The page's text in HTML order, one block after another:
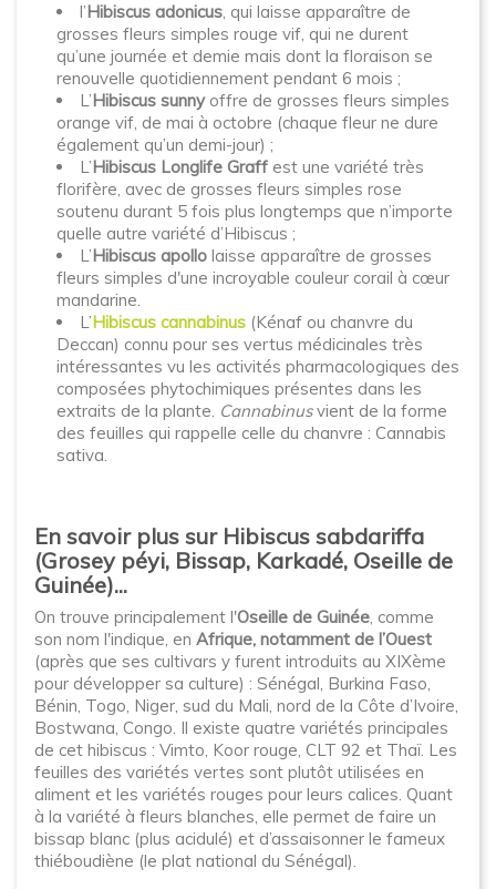
l’Hibiscus adonicus, qui laisse apparaître de
grosses fleurs simples rouge vif, qui ne durent
qu’une journée et demie mais dont la floraison se
renouvelle quotidiennement pendant 6 mois ;
L’Hibiscus sunnyoffre de grosses fleurs simples
orange vif, de mai à octobre (chaque fleur ne dure
également qu’un demi-jour) ;
L’Hibiscus Longlife Graff est une variété très
florifère, avec de grosses fleurs simples rose
soutenu durant 5 fois plus longtemps que n’importe
quelle autre variété d’Hibiscus ;
L’Hibiscus apollo laisse apparaître de grosses
fleurs simples d'une incroyable couleur corail à cœur
mandarine.
L’Hibiscus cannabinus (Kénaf ou chanvre du
Deccan) connu pour ses vertus médicinales très
intéressantes vu les activités pharmacologiques des
composées phytochimiques présentes dans les
extraits de la plante. Cannabinusvient de la forme
des feuilles qui rappelle celle du chanvre : Cannabis
sativa.
En savoir plus sur Hibiscus sabdariffa
(Grosey péyi, Bissap, Karkadé, Oseille de
Guinée)...
On trouve principalement l'Oseille de Guinée, comme
son nom l'indique, en Afrique, notamment de l’Ouest
(après que ses cultivars y furent introduits au XIXème
pour développer sa culture) : Sénégal, Burkina Faso,
Bénin, Togo, Niger, sud du Mali, nord de la Côte d’Ivoire,
Bostwana, Congo. Il existe quatre variétés principales
de cet hibiscus : Vimto, Koor rouge, CLT 92 et Thaï. Les
feuilles des variétés vertes sont plutôt utilisées en
aliment et les variétés rouges pour leurs calices. Quant
à la variété à fleurs blanches, elle permet de faire un
bissap blanc (plus acidulé) et d’assaisonner le fameux
thiéboudiène (le plat national du Sénégal).